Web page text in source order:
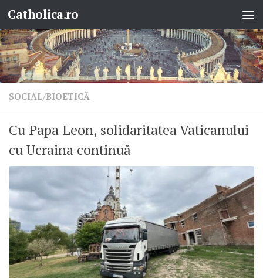
Skip to content
Catholica.ro
SOCIAL/BIOETICĂ
Cu Papa Leon, solidaritatea Vaticanului
cu Ucraina continuă